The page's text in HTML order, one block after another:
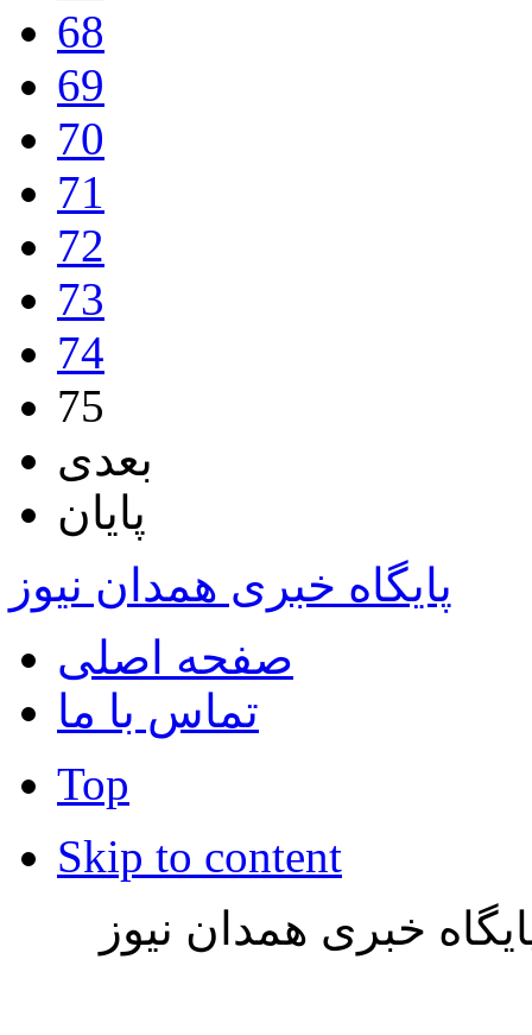
68
69
70
71
72
73
74
75
بعدی
پایان
پایگاه خبری همدان نیوز
صفحه اصلی
تماس با ما
Top
Skip to content
خبری همدان نیوز